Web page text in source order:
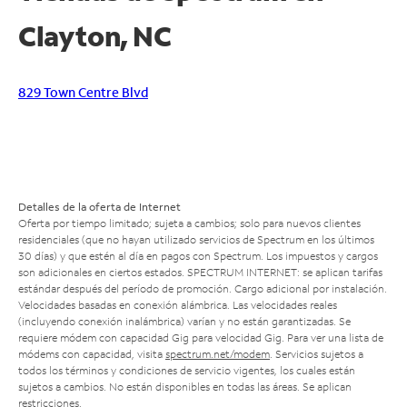
Clayton, NC
829 Town Centre Blvd
Detalles de la oferta de Internet
Oferta por tiempo limitado; sujeta a cambios; solo para nuevos clientes
residenciales (que no hayan utilizado servicios de Spectrum en los últimos
30 días) y que estén al día en pagos con Spectrum. Los impuestos y cargos
son adicionales en ciertos estados. SPECTRUM INTERNET: se aplican tarifas
estándar después del período de promoción. Cargo adicional por instalación.
Velocidades basadas en conexión alámbrica. Las velocidades reales
(incluyendo conexión inalámbrica) varían y no están garantizadas. Se
requiere módem con capacidad Gig para velocidad Gig. Para ver una lista de
módems con capacidad, visita spectrum.net/modem . Servicios sujetos a
todos los términos y condiciones de servicio vigentes, los cuales están
sujetos a cambios. No están disponibles en todas las áreas. Se aplican
restricciones.